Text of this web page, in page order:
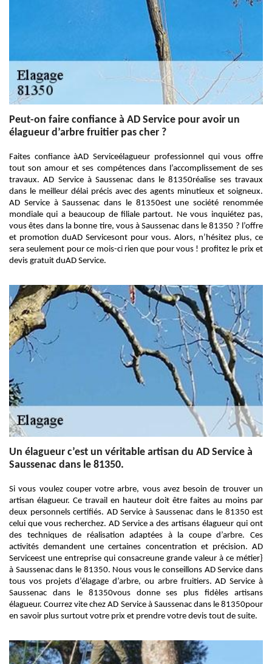
Peut-on faire confiance à AD Service pour avoir un
élagueur d’arbre fruitier pas cher ?
Faites confiance àAD Serviceélagueur professionnel qui vous offre
tout son amour et ses compétences dans l’accomplissement de ses
travaux. AD Service à Saussenac dans le 81350réalise ses travaux
dans le meilleur délai précis avec des agents minutieux et soigneux.
AD Service à Saussenac dans le 81350est une société renommée
mondiale qui a beaucoup de filiale partout. Ne vous inquiétez pas,
vous êtes dans la bonne tire, vous à Saussenac dans le 81350 ? l’offre
et promotion duAD Servicesont pour vous. Alors, n’hésitez plus, ce
sera seulement pour ce mois-ci rien que pour vous ! profitez le prix et
devis gratuit duAD Service.
Un élagueur c’est un véritable artisan du AD Service à
Saussenac dans le 81350.
Si vous voulez couper votre arbre, vous avez besoin de trouver un
artisan élagueur. Ce travail en hauteur doit être faites au moins par
deux personnels certifiés. AD Service à Saussenac dans le 81350 est
celui que vous recherchez. AD Service a des artisans élagueur qui ont
des techniques de réalisation adaptées à la coupe d’arbre. Ces
activités demandent une certaines concentration et précision. AD
Serviceest une entreprise qui consacreune grande valeur à ce métier}
à Saussenac dans le 81350. Nous vous le conseillons AD Service dans
tous vos projets d’élagage d’arbre, ou arbre fruitiers. AD Service à
Saussenac dans le 81350vous donne ses plus fidèles artisans
élagueur. Courrez vite chez AD Service à Saussenac dans le 81350pour
en savoir plus surtout votre prix et prendre votre devis tout de suite.